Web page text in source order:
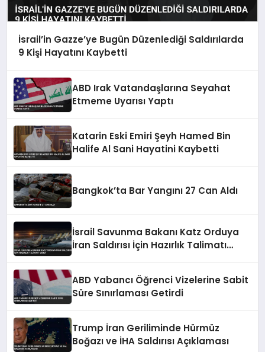
İsrail’in Gazze’ye Bugün Düzenlediği Saldırılarda
9 Kişi Hayatını Kaybetti
ABD Irak Vatandaşlarına Seyahat
Etmeme Uyarısı Yaptı
Katarin Eski Emiri Şeyh Hamed Bin
Halife Al Sani Hayatini Kaybetti
Bangkok’ta Bar Yangını 27 Can Aldı
İsrail Savunma Bakanı Katz Orduya
İran Saldırısı İçin Hazırlık Talimatı
ABD Yabancı Öğrenci Vizelerine Sabit
Süre Sınırlaması Getirdi
Trump İran Geriliminde Hürmüz
Boğazı ve İHA Saldırısı Açıklaması